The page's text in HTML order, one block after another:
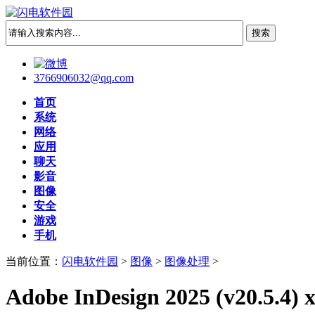
3766906032@qq.com
首页
系统
网络
应用
聊天
影音
图像
安全
游戏
手机
当前位置： 闪电软件园 > 图像 > 图像处理 >
Adobe InDesign 2025 (v20.5.4)